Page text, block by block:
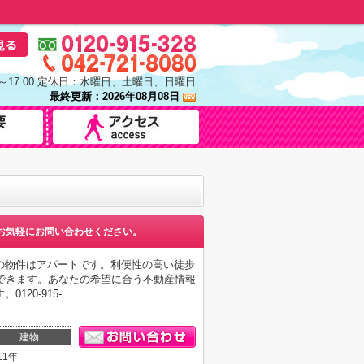
17:00 定休日：水曜日、土曜日、日曜日
最終更新：2026年08月08日
気軽にお問い合わせください。
件はアパートです。利便性の高い徒歩
ます。あなたの希望に合う不動産情報
。0120-915-
建物
年